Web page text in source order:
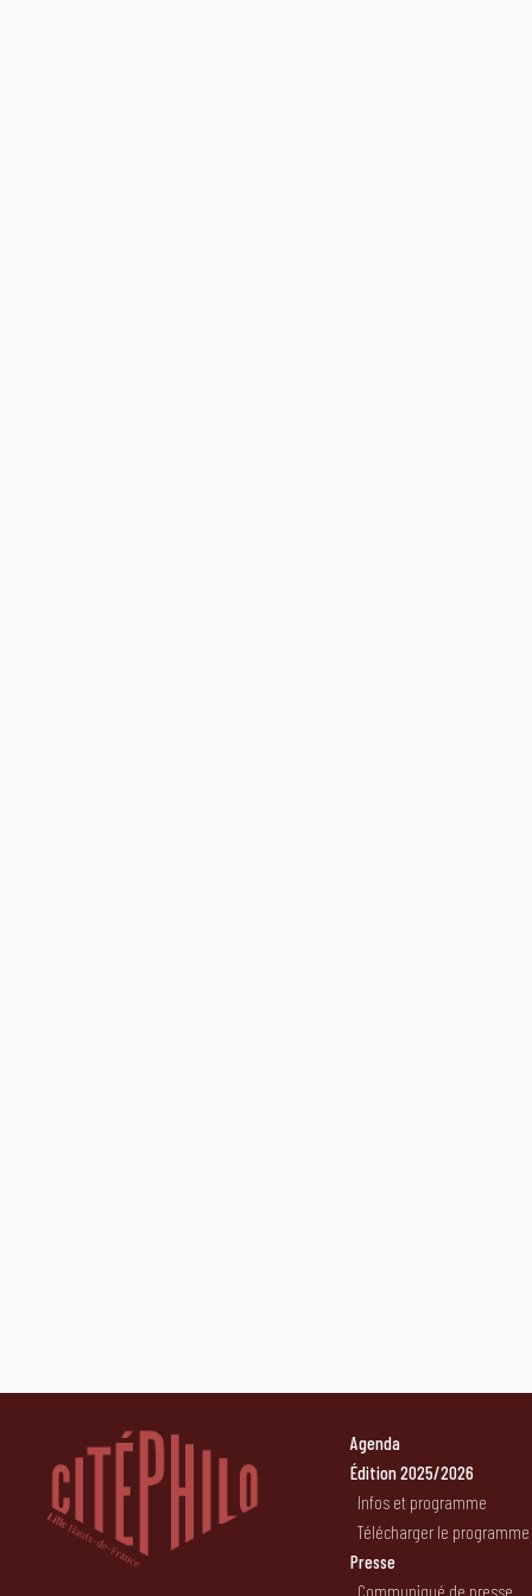
Agenda
Édition 2025/2026
Infos et programme
Télécharger le programme
Presse
Communiqué de presse